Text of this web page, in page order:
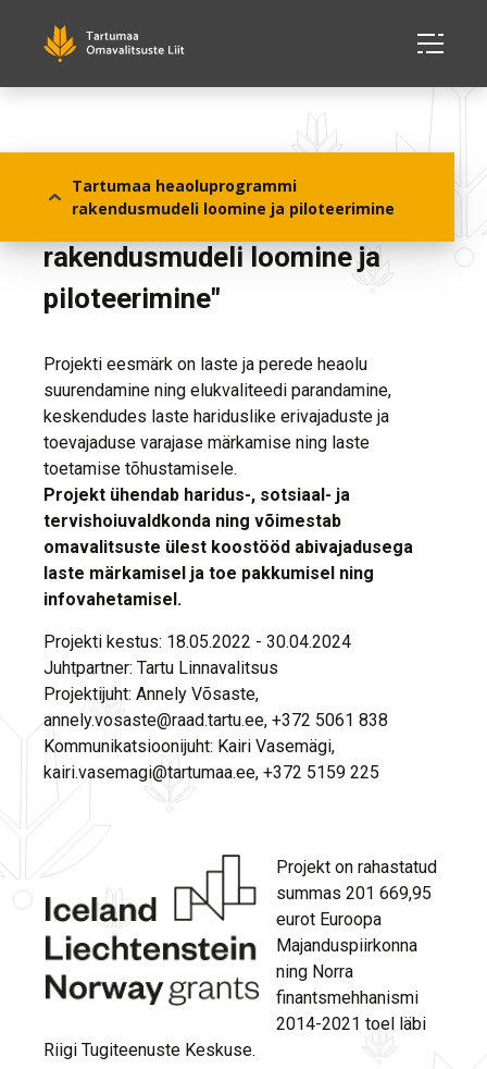
Tartumaa heaoluprogrammi
rakendusmudeli loomine ja piloteerimine
Projekt "Tartumaa
heaoluprogrammi (HOP)
rakendusmudeli loomine ja
piloteerimine"
Projekti eesmärk on laste ja perede heaolu
suurendamine ning elukvaliteedi parandamine,
keskendudes laste hariduslike erivajaduste ja
toevajaduse varajase märkamise ning laste
toetamise tõhustamisele.
Projekt ühendab haridus-, sotsiaal- ja
tervishoiuvaldkonda ning võimestab
omavalitsuste ülest koostööd abivajadusega
laste märkamisel ja toe pakkumisel ning
infovahetamisel.
Projekti kestus: 18.05.2022 - 30.04.2024
Juhtpartner: Tartu Linnavalitsus
Projektijuht: Annely Võsaste,
annely.vosaste@raad.tartu.ee, +372 5061 838
Kommunikatsioonijuht: Kairi Vasemägi,
kairi.vasemagi@tartumaa.ee, +372 5159 225
Projekt on rahastatud
summas 201 669,95
eurot Euroopa
Majanduspiirkonna
ning Norra
finantsmehhanismi
2014-2021 toel läbi
Riigi Tugiteenuste Keskuse.